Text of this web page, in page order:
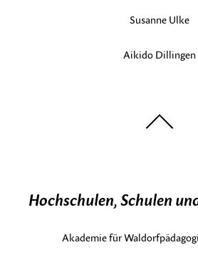
Susanne Ulke
Aikido Dillingen
Hochschulen, Schulen
Akademie für